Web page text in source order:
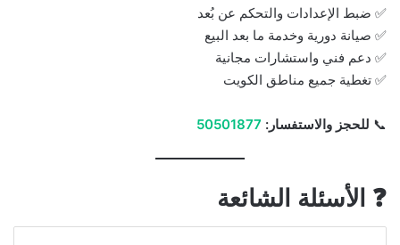
✅ ضبط الإعدادات والتحكم عن بُعد
✅ صيانة دورية وخدمة ما بعد البيع
✅ دعم فني واستشارات مجانية
✅ تغطية جميع مناطق الكويت
📞 للحجز والاستفسار: 50501877
❓ الأسئلة الشائعة